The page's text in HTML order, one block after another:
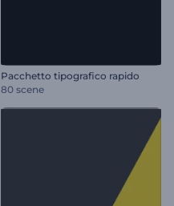
Pacchetto tipografico rapido
80 scene